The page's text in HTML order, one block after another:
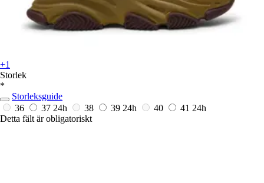
+1
Storlek
*
Storleksguide
36
37 24h 38 39 24h 40 41 24h
Detta fält är obligatoriskt